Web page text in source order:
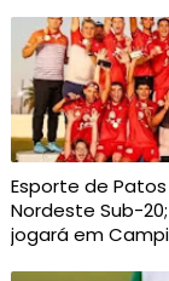
Esporte de
Nordeste Sub-
jogará em